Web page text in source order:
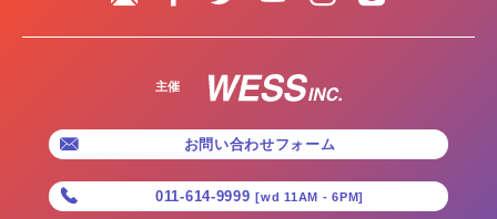
主催
お問い合わせフォーム
011-614-9999 [wd 11AM - 6PM]